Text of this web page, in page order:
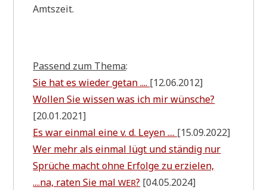
Amtszeit.
Pas­send zum The­ma:
Sie hat es wie­der getan .... [12.06.2012]
Wol­len Sie wis­sen was ich mir wün­sche?
[20.01.2021]
Es war ein­mal eine v. d. Ley­en .... [15.09.2022]
Wer mehr als ein­mal lügt und stän­dig nur
Sprü­che macht ohne Erfol­ge zu erzie­len,
....na, raten Sie malWER? [04.05.2024]